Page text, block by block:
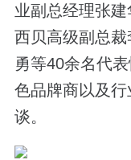
业副总经理张建
西贝高级副总
勇等40余名代
色品牌商以及
谈。